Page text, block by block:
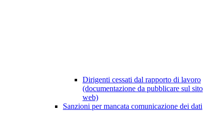
Dirigenti cessati dal rapporto di lavoro
(documentazione da pubblicare sul sito
web)
Sanzioni per mancata comunicazione dei dati